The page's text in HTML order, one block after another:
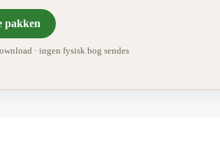
pakken
· ingen fysisk bog sendes